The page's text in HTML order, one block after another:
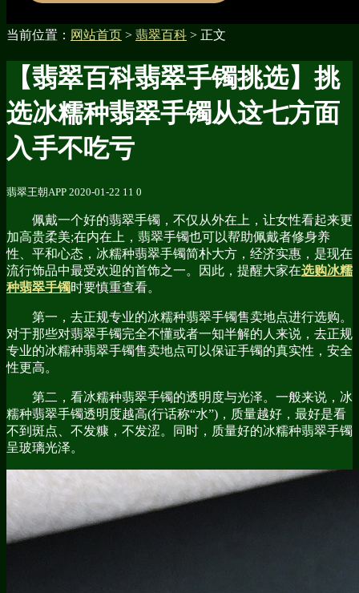
当前位置： 网站首页 > 翡翠百科 > 正文
【翡翠百科翡翠手镯挑选】挑
选冰糯种翡翠手镯从这七方面
入手不吃亏
翡翠王朝APP 2020-01-22 11 0
佩戴一个好的翡翠手镯，不仅从外在上，让女性看起来更
加高贵柔美;在内在上，翡翠手镯也可以帮助佩戴者修身养
性、平和心态，冰糯种翡翠手镯简朴大方，经济实惠，是现在
流行饰品中最受欢迎的首饰之一。因此，提醒大家在选购冰糯
种翡翠手镯时要慎重查看。
第一，去正规专业的冰糯种翡翠手镯售卖地点进行选购。
对于那些对翡翠手镯完全不懂或者一知半解的人来说，去正规
专业的冰糯种翡翠手镯售卖地点可以保证手镯的真实性，安全
性更高。
第二，看冰糯种翡翠手镯的透明度与光泽。一般来说，冰
糯种翡翠手镯透明度越高(行话称“水”)，质量越好，最好是看
不到斑点、不发糠，不发涩。同时，质量好的冰糯种翡翠手镯
呈玻璃光泽。